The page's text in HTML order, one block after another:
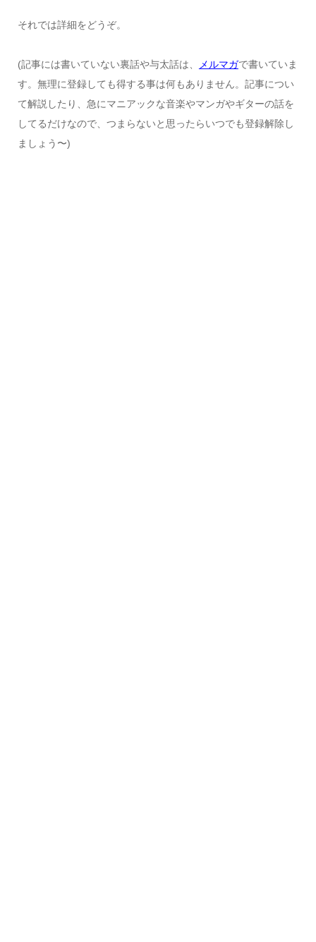
それでは詳細をどうぞ。
(記事には書いていない裏話や与太話は、 メルマガで書いていま
す。無理に登録しても得する事は何もありません。記事につい
て解説したり、急にマニアックな音楽やマンガやギターの話を
してるだけなので、つまらないと思ったらいつでも登録解除し
ましょう〜)